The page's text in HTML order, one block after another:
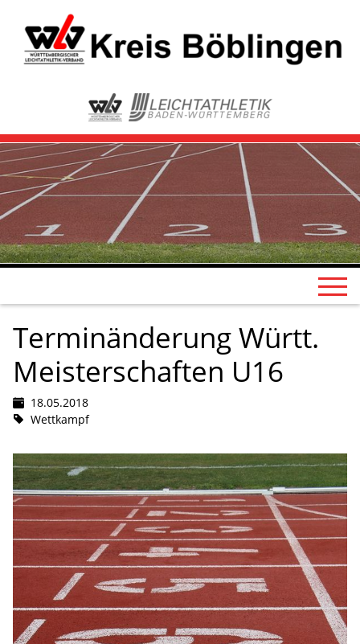
Terminänderung Württ.
Meisterschaften U16
18.05.2018
Wettkampf